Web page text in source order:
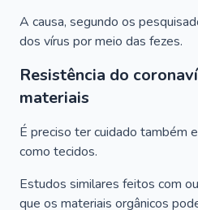
A causa, segundo os
dos vírus por meio das fezes.
Resistência do
materiais
É preciso ter cuidado também
como tecidos.
Estudos similares feitos com
que os materiais orgânicos